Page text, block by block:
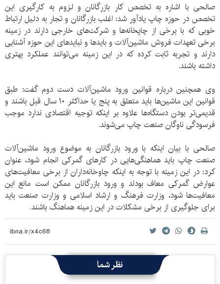
صالحی با اشاره به تخصص کار بازرگانان و لزوم به کارگیری این
تخصص در حوزه چاپ یادآور شد: اغلب بازرگانان و تجار به دلیل ارتباط
خوبی که با برخی از چاپخانه‌ها و شرکت‌های خارجی دارند در زمینه
برخی تعهدات فروش ماشین‌آلات و بایدها و نبایدهای این حوزه آشنایی
دارند و تجربه ثابت کرده که در این زمینه می‌توانند عملکرد بهتری
داشته باشند.
وی همچنین درباره قوانین ورود ماشین‌آلات دست دوم گفت: طبق
قوانین این ماشین‌ها باید متعلق به پنج یا حداکثر ۱۰ سال قبل باشند و
قدیمی‌تر بودن دستگاه‌ها علاوه بر اینکه توجیه اقتصادی ندارد موجب
فرسودگی ناوگان صنعت چاپ می‌شوند.
صالحی با بیان اینکه با ورود بازرگانان به موضوع ورود ماشین‌آلات
صنعت چاپ باید هماهنگی‌هایی در کارهای گمرکی انجام شود، عنوان
کرد: در این زمینه با توجه به اینکه چاوخانه‌داران از برخی معافیت‌های
عوارض گمرکی معاف بودند و ورود بازرگانان ممکن است مانع این
معافیت‌ها شود، وزارت فرهنگ و ارشاد اسلامی و وزارت صنعت باید
برای جلوگیری از برخی مشکلات در این زمینه هماهنگ باشند.
نظر شما